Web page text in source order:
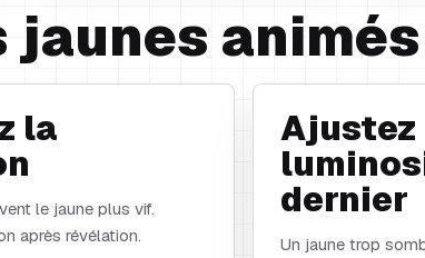
animés
la
le jaune plus vif.
après révélation.
Ajustez
dernier
Un jaune trop